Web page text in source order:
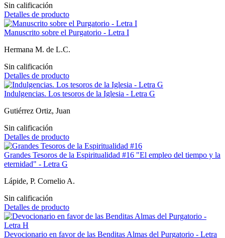
Sin calificación
Detalles de producto
Manuscrito sobre el Purgatorio - Letra I
Hermana M. de L.C.
Sin calificación
Detalles de producto
Indulgencias. Los tesoros de la Iglesia - Letra G
Gutiérrez Ortiz, Juan
Sin calificación
Detalles de producto
Grandes Tesoros de la Espiritualidad #16 "El empleo del tiempo y la
eternidad" - Letra G
Lápide, P. Cornelio A.
Sin calificación
Detalles de producto
Devocionario en favor de las Benditas Almas del Purgatorio - Letra